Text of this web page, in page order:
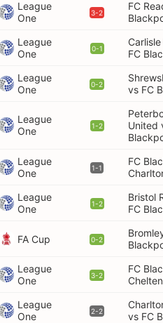
League
One
3-2
FC
League
One
0-1
FC
League
One
0-2
vs FC
League
One
1-2
United
League
One
1-1
FC
League
One
1-2
Bristol
FC
FA Cup 0-2
League
One
3-2
FC
League
One
2-2
vs FC